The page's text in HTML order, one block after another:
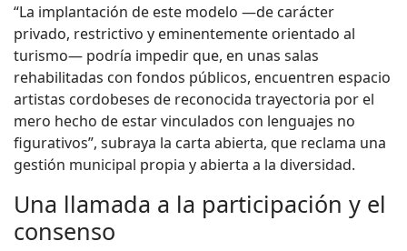
“La implantación de este modelo —de carácter
privado, restrictivo y eminentemente orientado al
turismo— podría impedir que, en unas salas
rehabilitadas con fondos públicos, encuentren espacio
artistas cordobeses de reconocida trayectoria por el
mero hecho de estar vinculados con lenguajes no
figurativos”, subraya la carta abierta, que reclama una
gestión municipal propia y abierta a la diversidad.
Una llamada a la participación y el
consenso